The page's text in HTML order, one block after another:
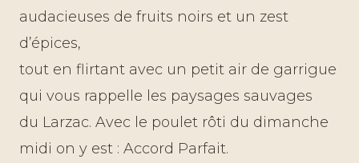
audacieuses de fruits noirs et un zest
d’épices,
tout en flirtant avec un petit air de garrigue
qui vous rappelle les paysages sauvages
du Larzac. Avec le poulet rôti du dimanche
midi on y est : Accord Parfait.